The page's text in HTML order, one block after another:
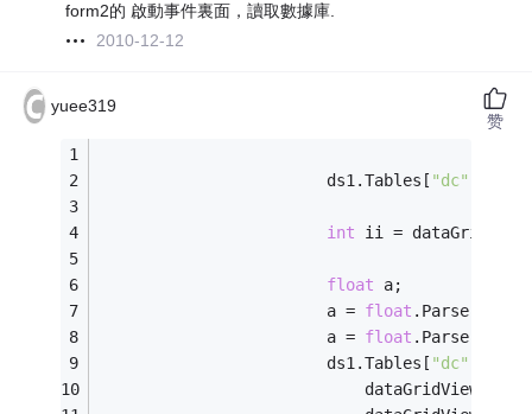
form2的 啟動事件裏面，讀取數據庫.
2010-12-12
yuee319
                        ds1.Tables[
"dc"
int ii =
float a;
                        a =
float
                        a =
float
                        ds1.Tables[
"dc"
赞